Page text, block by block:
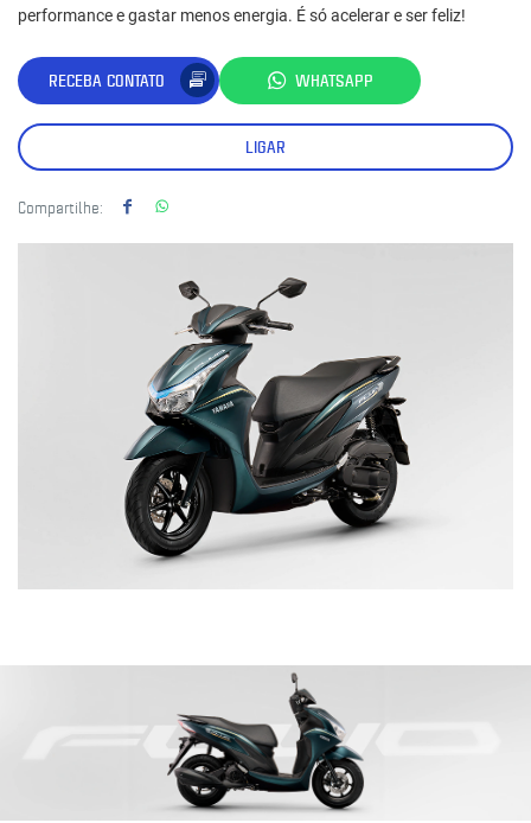
performance e gastar menos energia. É só acelerar e ser feliz!
RECEBA CONTATO WHATSAPP
LIGAR
Compartilhe: